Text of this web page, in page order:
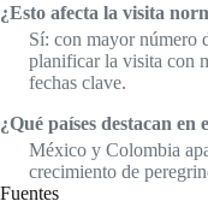
¿Esto afecta la visita
Sí: con mayor número
planificar la visita con
fechas clave.
¿Qué países destacan en
México y Colombia
crecimiento de
Fuentes